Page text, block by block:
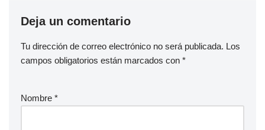
Deja un comentario
Tu dirección de correo electrónico no será publicada. Los
campos obligatorios están marcados con *
Nombre *